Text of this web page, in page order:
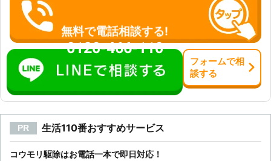
無料で電話相談する!
0120-466-110
フォームで相
談する
PR 生活110番おすすめサービス
コウモリ駆除はお電話一本で即日対応！